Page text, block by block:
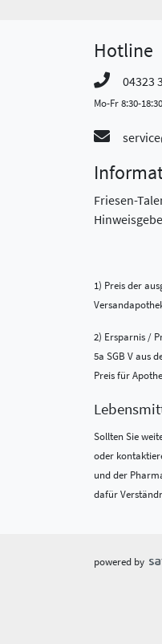
Hotline
04323
Mo-Fr 8:30-
Friesen-
1) Preis der
2) Ersparnis /
5a SGB V aus
Preis für
Sollten Sie
oder
und der
dafür
powered by